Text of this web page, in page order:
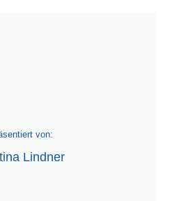
von:
Lindner